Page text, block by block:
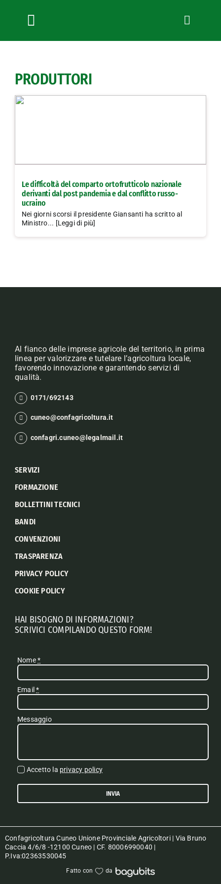
Toggle
Navigation
News
Bandi
Lavora con noi
Contatti
PRODUTTORI
Le difficoltà del comparto ortofrutticolo nazionale
derivanti dal post pandemia e dal conflitto russo-
ucraino
Nei giorni scorsi il presidente Giansanti ha scritto al
Ministro... [Leggi di più]
Al fianco delle imprese agricole del territorio, in prima
linea per valorizzare e tutelare l’agricoltura locale,
favorendo innovazione e garantendo servizi di
qualità.
0171/692143
cuneo@confagricoltura.it
confagri.cuneo@legalmail.it
SERVIZI
FORMAZIONE
BOLLETTINI TECNICI
BANDI
CONVENZIONI
TRASPARENZA
PRIVACY POLICY
COOKIE POLICY
HAI BISOGNO DI INFORMAZIONI?
SCRIVICI COMPILANDO QUESTO FORM!
Nome*
Email*
Messaggio
Accetto la privacy policy
INVIA
Confagricoltura Cuneo Unione Provinciale Agricoltori | Via Bruno
Caccia 4/6/8 -12100 Cuneo | CF. 80006990040 |
P.Iva:02363530045
Fatto con da